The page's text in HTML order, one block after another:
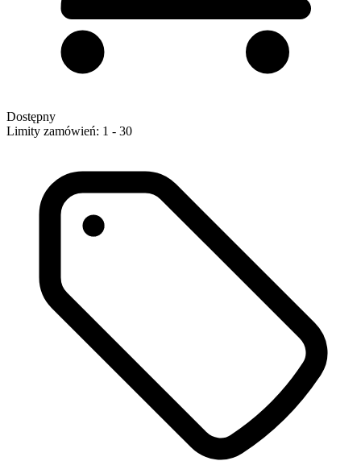
Dostępny
Limity zamówień: 1 - 30